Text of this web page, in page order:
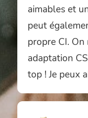
aimables et
peut
propre CI.
adaptation
top ! Je peux